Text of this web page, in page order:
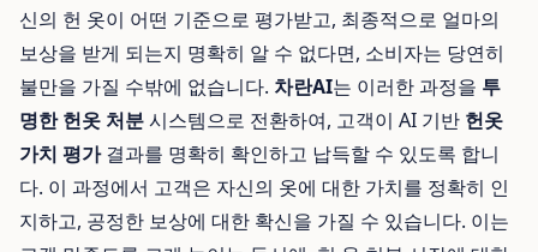
신의 헌 옷이 어떤 기준으로 평가받고, 최종적으로 얼마의
보상을 받게 되는지 명확히 알 수 없다면, 소비자는 당연히
불만을 가질 수밖에 없습니다. 차란AI는 이러한 과정을 투
명한 헌옷 처분시스템으로 전환하여, 고객이 AI 기반 헌옷
가치 평가결과를 명확히 확인하고 납득할 수 있도록 합니
다. 이 과정에서 고객은 자신의 옷에 대한 가치를 정확히 인
지하고, 공정한 보상에 대한 확신을 가질 수 있습니다. 이는